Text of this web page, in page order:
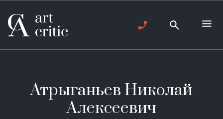
Атрыганьев Николай
Алексеевич